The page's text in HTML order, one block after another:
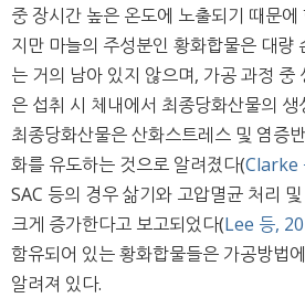
중 장시간 높은 온도에 노출되기 때문
지만 마늘의 주성분인 황화합물은 대량
는 거의 남아 있지 않으며, 가공 과정 중
은 섭취 시 체내에서 최종당화산물의
최종당화산물은 산화스트레스 및 염증
화를 유도하는 것으로 알려졌다(Clarke
SAC 등의 경우 삶기와 고압멸균 처리
크게 증가한다고 보고되었다(Lee 등,
함유되어 있는 황화합물들은 가공방법
알려져 있다.